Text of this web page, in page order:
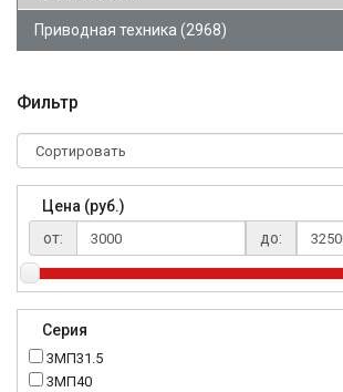
Приводная техника (2968)
Фильтр
Цена (руб.)
от:
до:
Серия
3МП31.5
3МП40